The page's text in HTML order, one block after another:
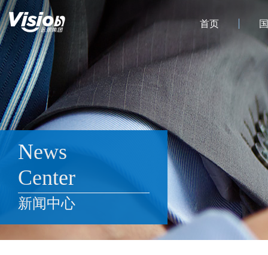
首页
News
Center
新闻中心